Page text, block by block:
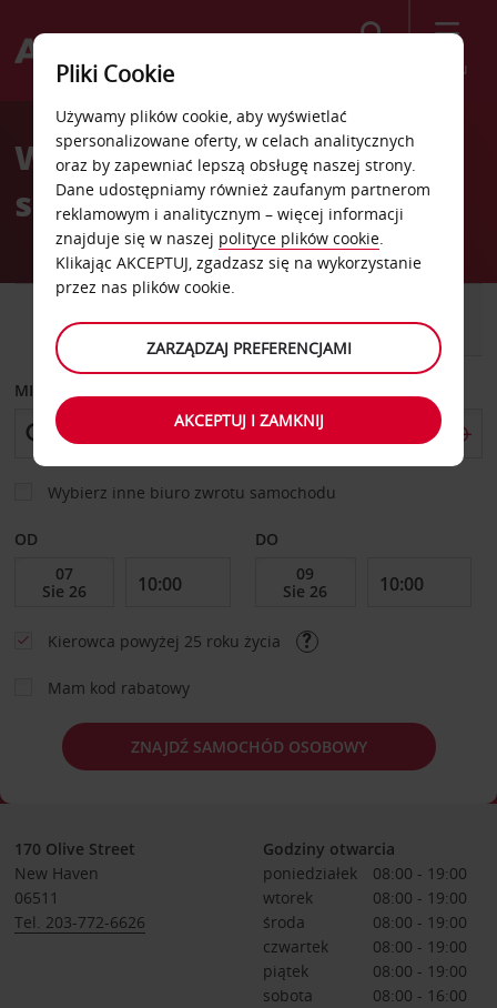
Menu
Welcome
AvisWypożyczalnia
samochodów New Haven
DOSTAWCZY
MIEJSCE ODBIORU
Wybierz inne biuro zwrotu samochodu
OD DO
Kierowca powyżej 25 roku życia
Mam kod rabatowy
ZNAJDŹ SAMOCHÓD OSOBOWY
170 Olive Street
New Haven
06511
Tel. 203-772-6626
Godziny otwarcia
poniedziałek
08:00 - 19:00
wtorek
08:00 - 19:00
środa
08:00 - 19:00
czwartek
08:00 - 19:00
piątek
08:00 - 19:00
sobota
08:00 - 16:00
Pliki Cookie
Używamy plików cookie, aby wyświetlać
spersonalizowane oferty, w celach analitycznych
oraz by zapewniać lepszą obsługę naszej strony.
Dane udostępniamy również zaufanym partnerom
reklamowym i analitycznym – więcej informacji
znajduje się w naszej polityce plików cookie.
Klikając AKCEPTUJ, zgadzasz się na wykorzystanie
przez nas plików cookie.
ZARZĄDZAJ PREFERENCJAMI
AKCEPTUJ I ZAMKNIJ